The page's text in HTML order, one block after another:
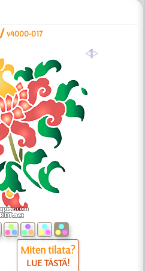
/v4000-017
a
Miten tilata?
LUE TÄSTÄ!